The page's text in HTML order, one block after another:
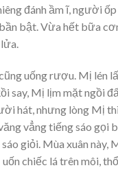
đánh ầm ĩ, người
bần bật. Vừa hết bữa
uống rượu. Mị lén
say, Mị lịm mặt ngồi
hát, nhưng lòng Mị
vẳng tiếng sáo gọi
giỏi. Mùa xuân này,
chiếc lá trên môi,